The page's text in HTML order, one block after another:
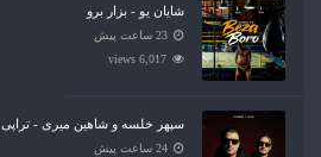
شایان یو - بزار برو
23 ساعت پیش
6,017 views
سپهر خلسه و شاهین میری - تراپی
24 ساعت پیش